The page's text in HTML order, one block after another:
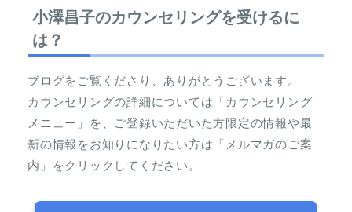
小澤昌子のカウンセリングを受けるに
は？
ブログをご覧くださり、ありがとうございます。
カウンセリングの詳細については「カウンセリング
メニュー」を、ご登録いただいた方限定の情報や最
新の情報をお知りになりたい方は「メルマガのご案
内」をクリックしてください。